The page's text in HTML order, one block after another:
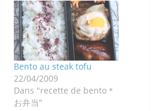
Bento au steak tofu
22/04/2009
Dans "recette de bento＊
お弁当"